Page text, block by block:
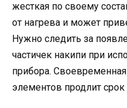
жесткая по своему
от нагрева и может
Нужно следить за
частичек накипи при
прибора.
элементов продлит